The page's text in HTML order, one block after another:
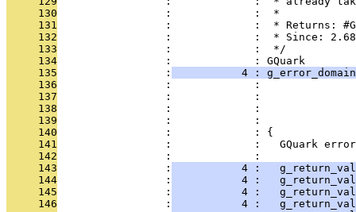
     130
                 :             :  *
     131
:             :  * Returns:
     132
                 :             :  * Since: 2.68
     133
                 :             :  */
     134
                 :             : GQuark
     135
                 :
4 :
     136
:             :
     137
:             :
     138
:             :
     139
:             :
     140
                 :             : {
     141
:             :   GQuark
     142
                 :             :
     143
                 :
4 :
     144
                 :
4 :
     145
                 :
4 :
     146
                 :
4 :